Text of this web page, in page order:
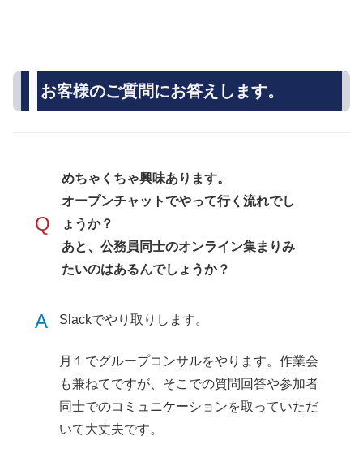
お客様のご質問にお答えします。
Q
めちゃくちゃ興味あります。
オープンチャットでやって行く流れでし
ょうか？
あと、公務員同士のオンライン集まりみ
たいのはあるんでしょうか？
A Slackでやり取りします。
月１でグループコンサルをやります。作業会
も兼ねてですが、そこでの質問回答や参加者
同士でのコミュニケーションを取っていただ
いて大丈夫です。